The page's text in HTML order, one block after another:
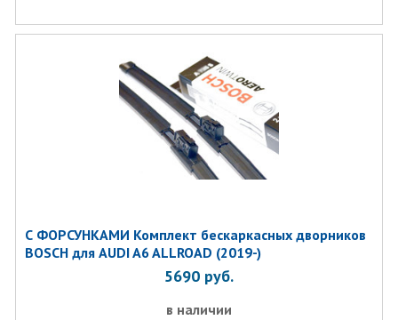
С ФОРСУНКАМИ Комплект бескаркасных дворников
BOSCH для AUDI A6 ALLROAD (2019-)
5690 руб.
в наличии